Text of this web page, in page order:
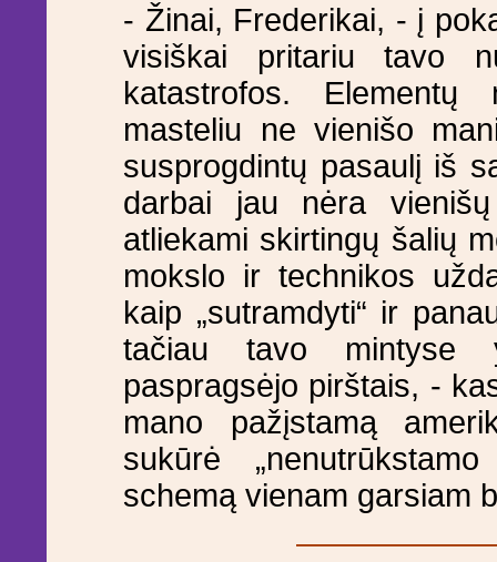
- Žinai, Frederikai, - į
visiškai pritariu tavo
katastrofos. Elementų
masteliu ne vienišo
susprogdintų pasaulį iš
darbai jau nėra
atliekami skirtingų šalių
mokslo ir technikos
kaip „sutramdyti“ ir
tačiau tavo mintyse
paspragsėjo pirštais, -
mano pažįstamą
sukūrė
schemą vienam garsiam